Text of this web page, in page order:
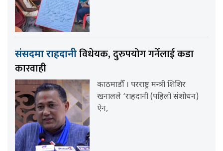
संसदमा राहदानीविधेयक, दुरुपयोग गर्नेलाई कडा
कारवाही
काठमाडौँ । परराष्ट्र मन्त्री शिशिर
खनालले ‘राहदानी (पहिलो संशोधन)
ऐन,